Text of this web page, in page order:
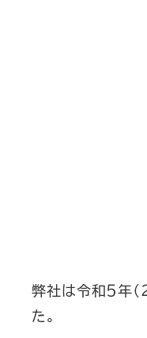
弊社は令和５年
た。